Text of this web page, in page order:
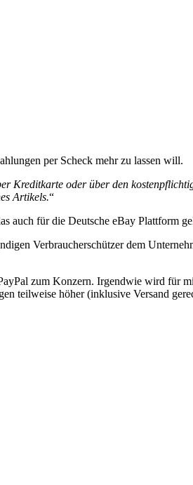
per Scheck mehr zu lassen will.
Kreditkarte oder über den
Artikels.“
auch für die Deutsche eBay Plattform
Verbraucherschützer dem
zum Konzern. Irgendwie wird für
teilweise höher (inklusive Versand